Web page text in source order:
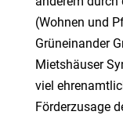
(Wohnen und
Grüneinander
Mietshäuser
viel
Förderzusage